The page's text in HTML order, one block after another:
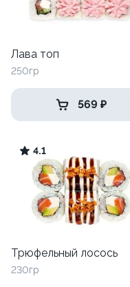
Лава топ
250гр
569 ₽
4.1
Трюфельный лосось
230гр